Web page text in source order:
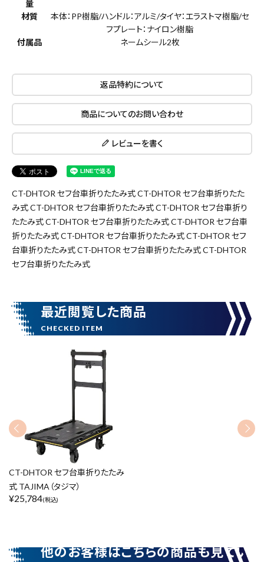
キーワードから探す
search
カテゴリーから探す ブランドから探す
価格から探す
在庫のない商品を表示しない
リセット
量
材質
本体：PP樹脂/ハンドル：アルミ/タイヤ：エラストマ樹脂/セ
フプレート：ナイロン樹脂
付属品
ネームシール2枚
返品特約について
商品についてのお問い合わせ
レビューを書く
CT-DHTOR セフ台車折りたたみ式 CT-DHTOR セフ台車折りたた
み式 CT-DHTOR セフ台車折りたたみ式 CT-DHTOR セフ台車折り
たたみ式 CT-DHTOR セフ台車折りたたみ式 CT-DHTOR セフ台車
折りたたみ式 CT-DHTOR セフ台車折りたたみ式 CT-DHTOR セフ
台車折りたたみ式 CT-DHTOR セフ台車折りたたみ式 CT-DHTOR
セフ台車折りたたみ式
最近閲覧した商品
CT-DHTOR セフ台車折りたたみ
式 TAJIMA（タジマ）
¥25,784(税込)
他のお客様はこちらの商品も見てい